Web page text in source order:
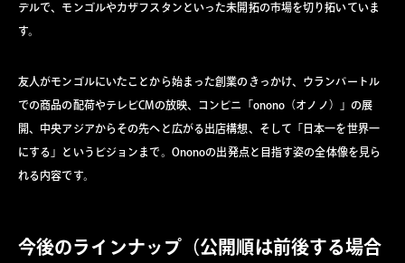
デルで、モンゴルやカザフスタンといった未開拓の市場を切り拓いていま
す。
友人がモンゴルにいたことから始まった創業のきっかけ、ウランバートル
での商品の配荷やテレビCMの放映、コンビニ「onono（オノノ）」の展
開、中央アジアからその先へと広がる出店構想、そして「日本一を世界一
にする」というビジョンまで。Ononoの出発点と目指す姿の全体像を見ら
れる内容です。
今後のラインナップ（公開順は前後する場合